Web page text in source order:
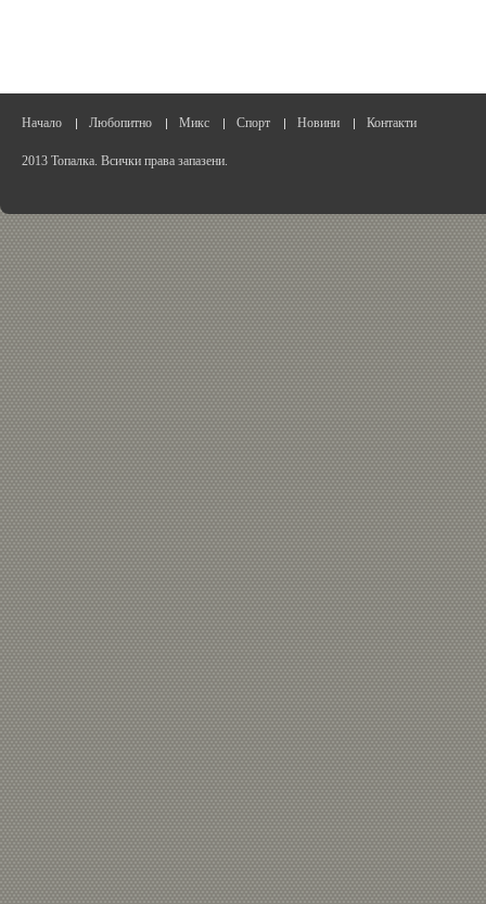
Начало Любопитно Микс Спорт Новини Контакти
2013 Топалка. Всички права запазени.